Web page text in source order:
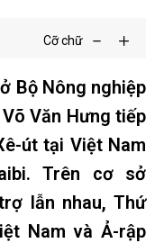
Cỡ chữ
Bộ Nông nghiệp
Văn Hưng tiếp
út tại Việt Nam
Trên cơ sở
lẫn nhau, Thứ
Nam và Ả-rập